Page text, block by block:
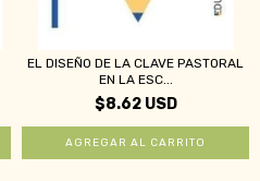
EL DISEÑO DE LA CLAVE PASTORAL
EN LA ESC...
$8.62 USD